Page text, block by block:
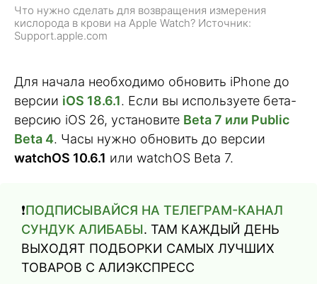
Что нужно сделать для возвращения измерения
кислорода в крови на Apple Watch? Источник:
Support.apple.com
Для начала необходимо обновить iPhone до
версии iОS 18.6.1. Если вы используете бета-
версию iОS 26, установите Beta 7 или Public
Beta 4. Часы нужно обновить до версии
watchОS 10.6.1 или watchOS Beta 7.
❗️ПОДПИСЫВАЙСЯ НА ТЕЛЕГРАМ-КАНАЛ
СУНДУК АЛИБАБЫ. ТАМ КАЖДЫЙ ДЕНЬ
ВЫХОДЯТ ПОДБОРКИ САМЫХ ЛУЧШИХ
ТОВАРОВ С АЛИЭКСПРЕСС